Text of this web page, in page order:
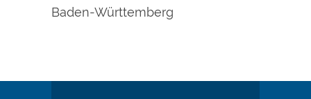
Baden-Württemberg